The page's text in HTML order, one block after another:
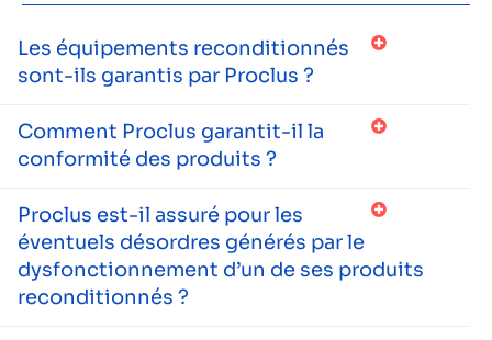
Les équipements reconditionnés
sont-ils garantis par Proclus ?
Comment Proclus garantit-il la
conformité des produits ?
Proclus est-il assuré pour les
éventuels désordres générés par le
dysfonctionnement d’un de ses produits
reconditionnés ?